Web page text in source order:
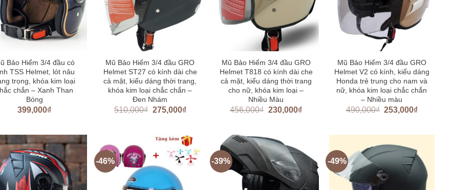
Bảo Hiểm 3/4 đầu có
TSS Helmet, lót nâu
trọng, khóa kim loại
chắn – Xanh Than
Bóng
399,000₫
Mũ Bảo Hiểm 3/4 đầu GRO
Helmet ST27 có kính dài che
cả mặt, kiểu dáng thời trang,
khóa kim loại chắc chắn –
Đen Nhám
510,000₫ 275,000₫
Mũ Bảo Hiểm 3/4 đầu GRO
Helmet T818 có kính dài che
cả mặt, kiểu dáng thời trang
cho nữ, khóa kim loại –
Nhiều Màu
456,000₫ 230,000₫
Mũ Bảo Hiểm 3/4 đầu GRO
Helmet V2 có kính, kiểu dáng
Honda trẻ trung cho nam và
nữ, khóa kim loại chắc chắn
– Nhiều màu
490,000₫ 253,000₫
-46% -39% -49%